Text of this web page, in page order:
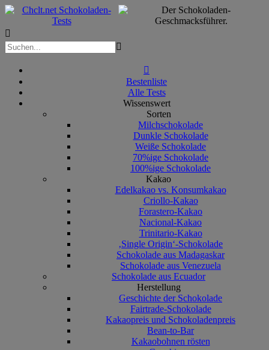



Bestenliste
Alle Tests
Wissenswert
Sorten
Milchschokolade
Dunkle Schokolade
Weiße Schokolade
70%ige Schokolade
100%ige Schokolade
Kakao
Edelkakao vs. Konsumkakao
Criollo-Kakao
Forastero-Kakao
Nacional-Kakao
Trinitario-Kakao
‚Single Origin‘-Schokolade
Schokolade aus Madagaskar
Schokolade aus Venezuela
Schokolade aus Ecuador
Herstellung
Geschichte der Schokolade
Fairtrade-Schokolade
Kakaopreis und Schokoladenpreis
Bean-to-Bar
Kakaobohnen rösten